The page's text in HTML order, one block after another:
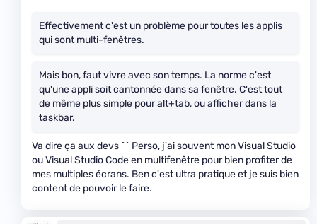
Effectivement c'est un problème pour toutes les applis
qui sont multi-fenêtres.
Mais bon, faut vivre avec son temps. La norme c'est
qu'une appli soit cantonnée dans sa fenêtre. C'est tout
de même plus simple pour alt+tab, ou afficher dans la
taskbar.
Va dire ça aux devs ^^ Perso, j'ai souvent mon Visual Studio
ou Visual Studio Code en multifenêtre pour bien profiter de
mes multiples écrans. Ben c'est ultra pratique et je suis bien
content de pouvoir le faire.